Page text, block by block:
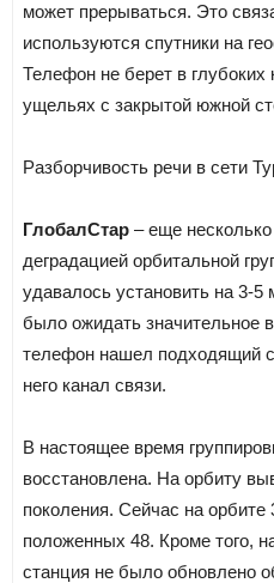
может прерываться. Это
используются спутники на
Телефон не берет в глубоких
ущельях с закрытой южной
Разборчивость речи в сети
ГлобалСтар – еще
деградацией орбитальной
удавалось установить на 3-
было ожидать значительное
телефон нашел подходящий
него канал связи.
В настоящее время
восстановлена. На орбиту
поколения. Сейчас на орбите
положенных 48. Кроме того,
станция не было обновлено